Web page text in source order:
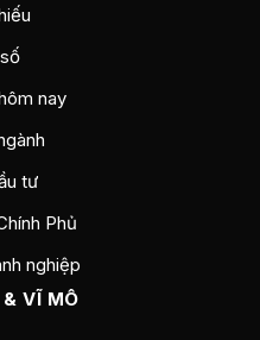
nay
tư
Phủ
nghiệp
& VĨ MÔ